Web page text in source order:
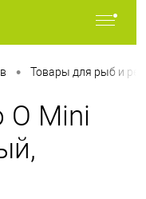
• Товары для рыб и
O Mini